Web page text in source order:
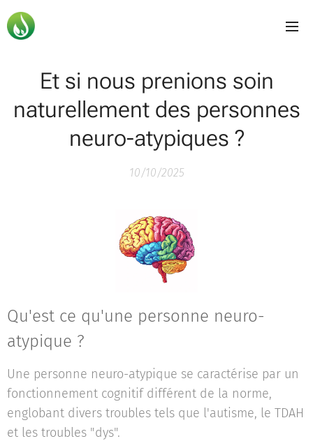
Et si nous prenions soin
naturellement des personnes
neuro-atypiques ?
10/10/2025
Qu'est ce qu'une personne neuro-
atypique ?
Une personne neuro-atypique se caractérise par un
fonctionnement cognitif différent de la norme,
englobant divers troubles tels que l'autisme, le TDAH
et les troubles "dys".